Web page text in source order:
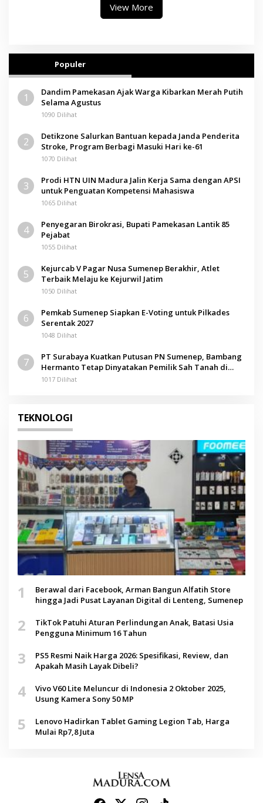
View More
Populer
1
Dandim Pamekasan Ajak Warga Kibarkan Merah Putih
Selama Agustus
1090 Dilihat
2
Detikzone Salurkan Bantuan kepada Janda Penderita
Stroke, Program Berbagi Masuki Hari ke-61
1070 Dilihat
3
Prodi HTN UIN Madura Jalin Kerja Sama dengan APSI
untuk Penguatan Kompetensi Mahasiswa
1065 Dilihat
4
Penyegaran Birokrasi, Bupati Pamekasan Lantik 85
Pejabat
1055 Dilihat
5
Kejurcab V Pagar Nusa Sumenep Berakhir, Atlet
Terbaik Melaju ke Kejurwil Jatim
1050 Dilihat
6
Pemkab Sumenep Siapkan E-Voting untuk Pilkades
Serentak 2027
1048 Dilihat
7
PT Surabaya Kuatkan Putusan PN Sumenep, Bambang
Hermanto Tetap Dinyatakan Pemilik Sah Tanah di
Pamolokan
1017 Dilihat
TEKNOLOGI
1
Berawal dari Facebook, Arman Bangun Alfatih Store
hingga Jadi Pusat Layanan Digital di Lenteng, Sumenep
2
TikTok Patuhi Aturan Perlindungan Anak, Batasi Usia
Pengguna Minimum 16 Tahun
3
PS5 Resmi Naik Harga 2026: Spesifikasi, Review, dan
Apakah Masih Layak Dibeli?
4
Vivo V60 Lite Meluncur di Indonesia 2 Oktober 2025,
Usung Kamera Sony 50 MP
5
Lenovo Hadirkan Tablet Gaming Legion Tab, Harga
Mulai Rp7,8 Juta